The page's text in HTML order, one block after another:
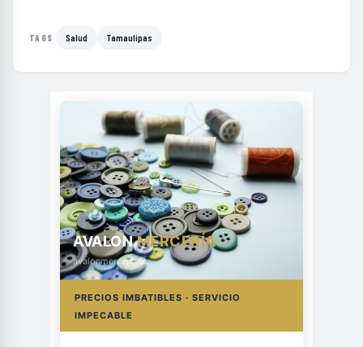
TAGS Salud Tamaulipas
AVALONMERCERÍA
avalonmerceria.es
PRECIOS IMBATIBLES · SERVICIO
IMPECABLE